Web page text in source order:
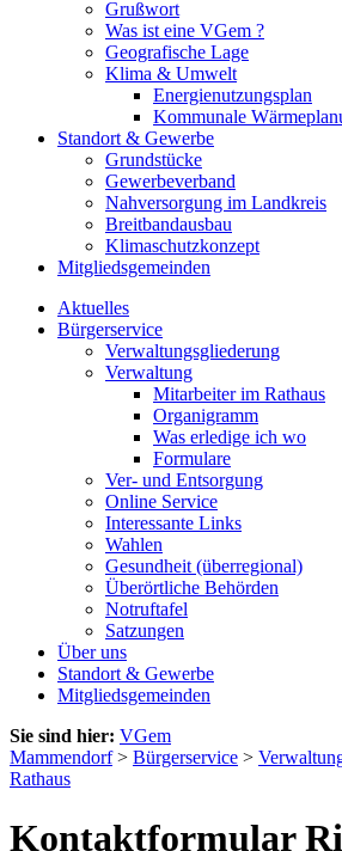
Grußwort
Was ist eine VGem ?
Geografische Lage
Klima & Umwelt
Energienutzungsplan
Kommunale
Standort & Gewerbe
Grundstücke
Gewerbeverband
Nahversorgung im Landkreis
Breitbandausbau
Klimaschutzkonzept
Mitgliedsgemeinden
Aktuelles
Bürgerservice
Verwaltungsgliederung
Verwaltung
Mitarbeiter im Rathaus
Organigramm
Was erledige ich wo
Formulare
Ver- und Entsorgung
Online Service
Interessante Links
Wahlen
Gesundheit (überregional)
Überörtliche Behörden
Notruftafel
Satzungen
Über uns
Standort & Gewerbe
Mitgliedsgemeinden
Sie sind hier: VGem
Mammendorf> Bürgerservice >
Rathaus
Kontaktformular